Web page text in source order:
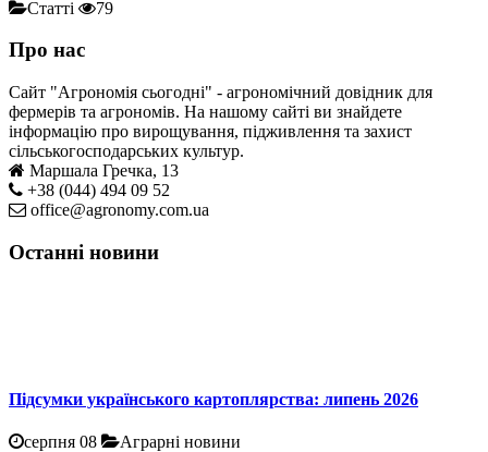
Статті 79
Про нас
Сайт "Агрономія сьогодні" - агрономічний довідник для
фермерів та агрономів. На нашому сайті ви знайдете
інформацію про вирощування, підживлення та захист
сільськогосподарських культур.
Маршала Гречка, 13
+38 (044) 494 09 52
office@agronomy.com.ua
Останні новини
Підсумки українського картоплярства: липень 2026
серпня 08 Аграрні новини